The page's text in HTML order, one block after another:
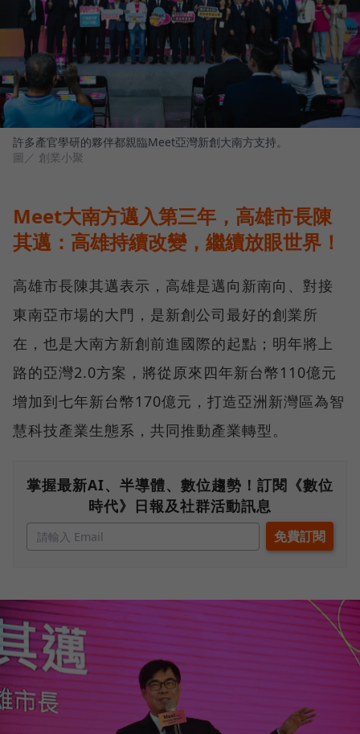
許多產官學研的夥伴都親臨Meet亞灣新創大南方支持。
圖／ 創業小聚
Meet大南方邁入第三年，高雄市長陳
其邁：高雄持續改變，繼續放眼世界！
高雄市長陳其邁表示，高雄是邁向新南向、對接
東南亞市場的大門，是新創公司最好的創業所
在，也是大南方新創前進國際的起點；明年將上
路的亞灣2.0方案，將從原來四年新台幣110億元
增加到七年新台幣170億元，打造亞洲新灣區為智
慧科技產業生態系，共同推動產業轉型。
掌握最新AI、半導體、數位趨勢！訂閱《數位
時代》日報及社群活動訊息